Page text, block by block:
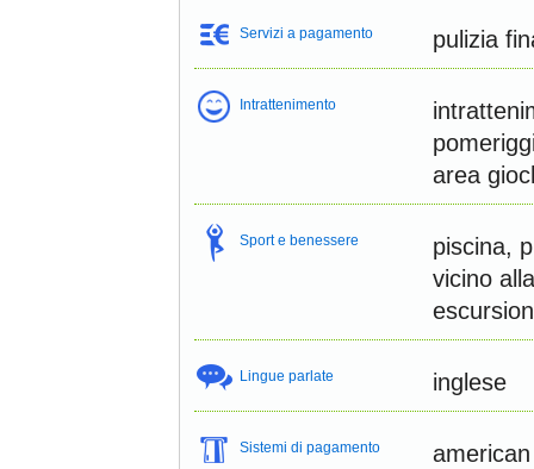
Servizi a pagamento pulizia
Intrattenimento
area
Sport e benessere
piscina,
vicino
Lingue parlate inglese
Sistemi di pagamento